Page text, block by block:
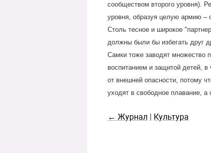
сообществом второго уровня).
уровня, образуя целую армию –
Столь тесное и широкое
должны были бы избегать друг
Самки тоже заводят множество
воспитанием и защитой детей,
от внешней опасности, потому
уходят в свободное плавание,
← Журнал | Культура